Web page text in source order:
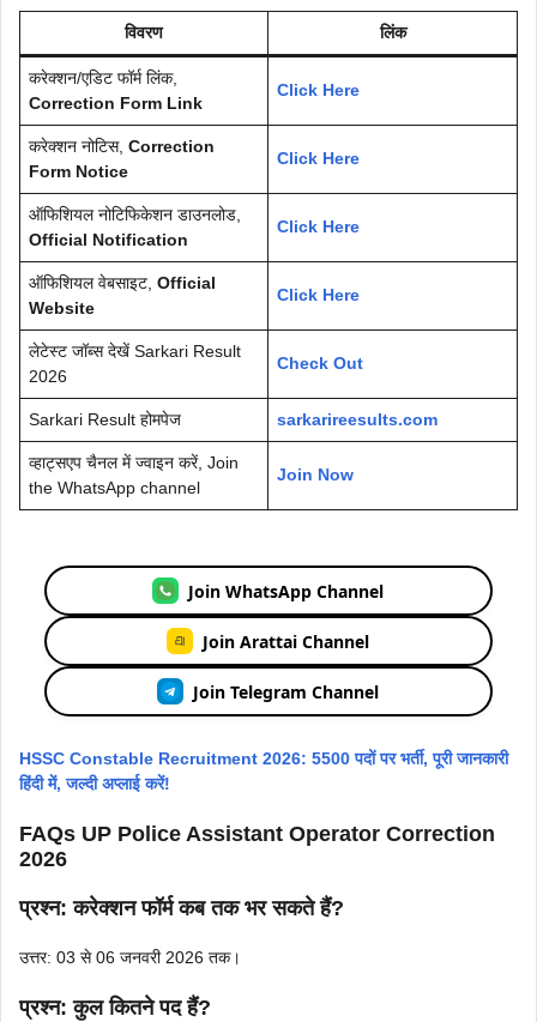
विवरण लिंक
करेक्शन/एडिट फॉर्म लिंक,
Correction Form Link
Click Here
करेक्शन नोटिस, Correction
Form Notice
Click Here
ऑफिशियल नोटिफिकेशन डाउनलोड,
Official Notification
Click Here
ऑफिशियल वेबसाइट, Official
Website
Click Here
लेटेस्ट जॉब्स देखें Sarkari Result
2026
Check Out
Sarkari Result होमपेज sarkarireesults.com
व्हाट्सएप चैनल में ज्वाइन करें, Join
the WhatsApp channel
Join Now
Join WhatsApp Channel
Join Arattai Channel
Join Telegram Channel
HSSC Constable Recruitment 2026: 5500 पदों पर भर्ती, पूरी जानकारी
हिंदी में, जल्दी अप्लाई करें!
FAQs UP Police Assistant Operator Correction
2026
प्रश्न: करेक्शन फॉर्म कब तक भर सकते हैं?
उत्तर: 03 से 06 जनवरी 2026 तक।
प्रश्न: कुल कितने पद हैं?